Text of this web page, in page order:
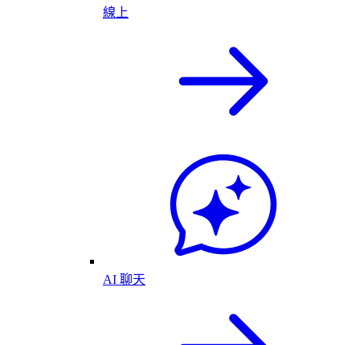
線上
AI 聊天